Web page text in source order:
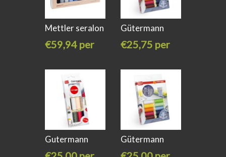
Mettler seralon
€59,94 per
Gütermann
€25,75 per
Gutermann
Gütermann